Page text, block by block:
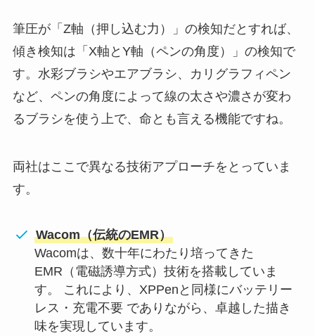
筆圧が「Z軸（押し込む力）」の検知だとすれば、
傾き検知は「X軸とY軸（ペンの角度）」の検知で
す。水彩ブラシやエアブラシ、カリグラフィペン
など、ペンの角度によって線の太さや濃さが変わ
るブラシを使う上で、命とも言える機能ですね。
両社はここで異なる技術アプローチをとっていま
す。
Wacom（伝統のEMR）
Wacomは、数十年にわたり培ってきた
EMR（電磁誘導方式）技術を搭載していま
す。 これにより、XPPenと同様にバッテリー
レス・充電不要 でありながら、卓越した描き
味を実現しています。